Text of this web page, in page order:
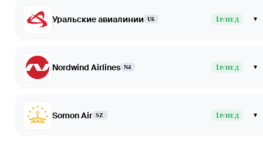
Уральские авиалинии U6 1Р/НЕД ▾
Nordwind Airlines N4 1Р/НЕД ▾
Somon Air SZ 1Р/НЕД ▾